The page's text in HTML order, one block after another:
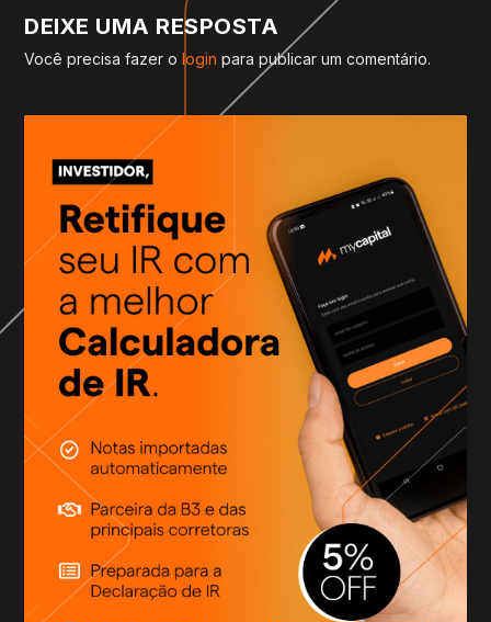
DEIXE UMA RESPOSTA
Você precisa fazer ologin para publicar um comentário.